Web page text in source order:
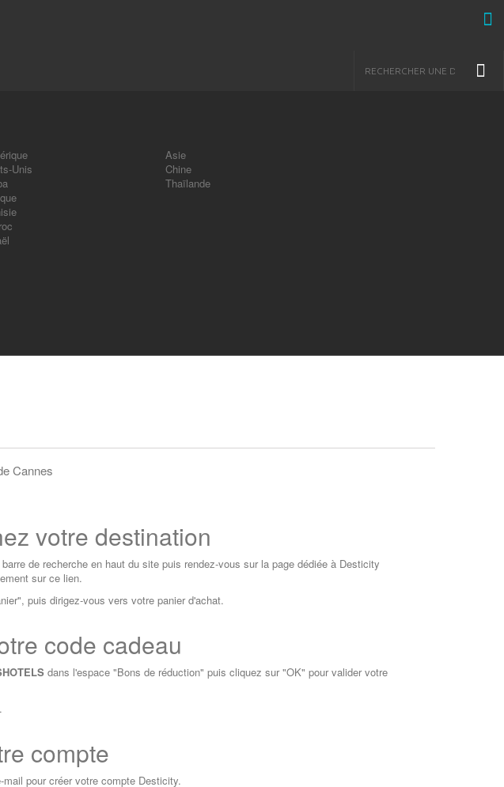
Unis
Asie
Chine
Thaïlande
Cannes
votre destination
de recherche en haut du site puis rendez-vous sur la page dédiée à Desticity
sur ce lien.
puis dirigez-vous vers votre panier d'achat.
code cadeau
dans l'espace "Bons de réduction" puis cliquez sur "OK" pour valider votre
compte
pour créer votre compte Desticity.